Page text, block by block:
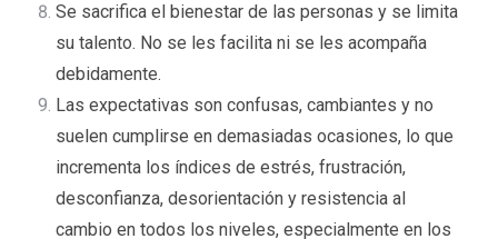
Se sacrifica el bienestar de las personas y se limita
su talento. No se les facilita ni se les acompaña
debidamente.
Las expectativas son confusas, cambiantes y no
suelen cumplirse en demasiadas ocasiones, lo que
incrementa los índices de estrés, frustración,
desconfianza, desorientación y resistencia al
cambio en todos los niveles, especialmente en los